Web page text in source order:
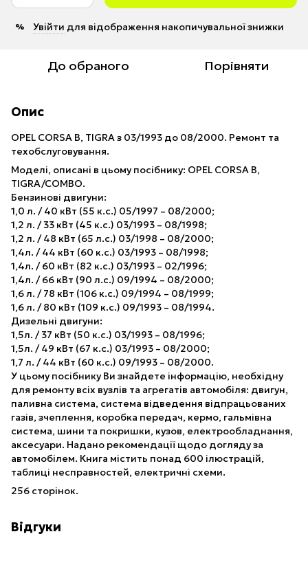
% Увійти для відображення накопичувальної знижки
До обраного Порівняти
Опис
OPEL CORSA B, TIGRA з 03/1993 до 08/2000. Ремонт та
техобслуговування.
Моделі, описані в цьому посібнику: OPEL CORSA B,
TIGRA/COMBO.
Бензинові двигуни:
1,0 л. / 40 кВт (55 к.с.) 05/1997 – 08/2000;
1,2 л. / 33 кВт (45 к.с.) 03/1993 – 08/1998;
1,2 л. / 48 кВт (65 л.с.) 03/1998 – 08/2000;
1,4л. / 44 кВт (60 к.с.) 03/1993 – 08/1998;
1,4л. / 60 кВт (82 к.с.) 03/1993 – 02/1996;
1,4л. / 66 кВт (90 л.с.) 09/1994 – 08/2000;
1,6 л. / 78 кВт (106 к.с.) 09/1994 – 08/1999;
1,6 л. / 80 кВт (109 к.с.) 09/1993 – 08/1994.
Дизельні двигуни:
1,5л. / 37 кВт (50 к.с.) 03/1993 – 08/1996;
1,5л. / 49 кВт (67 к.с.) 03/1993 – 08/2000;
1,7 л. / 44 кВт (60 к.с.) 09/1993 – 08/2000.
У цьому посібнику Ви знайдете інформацію, необхідну
для ремонту всіх вузлів та агрегатів автомобіля: двигун,
паливна система, система відведення відпрацьованих
газів, зчеплення, коробка передач, кермо, гальмівна
система, шини та покришки, кузов, електрообладнання,
аксесуари. Надано рекомендації щодо догляду за
автомобілем. Книга містить понад 600 ілюстрацій,
таблиці несправностей, електричні схеми.
256 сторінок.
Відгуки